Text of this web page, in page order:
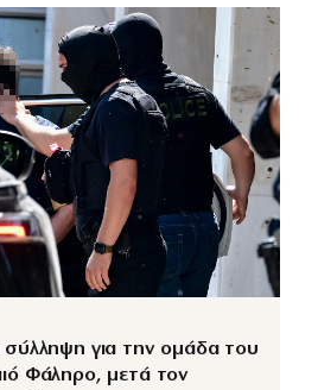
για την ομάδα του
Φάληρο, μετά τον